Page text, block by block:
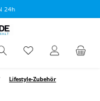
24h
Lifestyle-Zubehör